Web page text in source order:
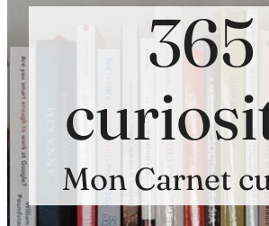
365
Mon Carnet